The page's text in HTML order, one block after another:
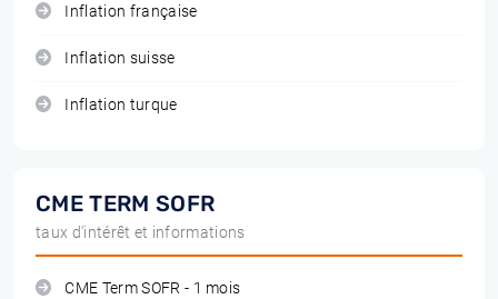
Inflation française
Inflation suisse
Inflation turque
CME TERM SOFR
taux d'intérêt et informations
CME Term SOFR - 1 mois